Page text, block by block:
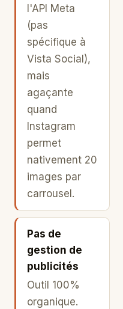
l'API Meta
(pas
spécifique à
Vista Social),
mais
agaçante
quand
Instagram
permet
nativement 20
images par
carrousel.
Pas de
gestion de
publicités
Outil 100%
organique.